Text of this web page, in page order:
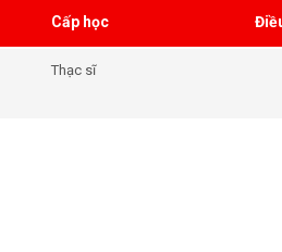
Cấp học
Thạc sĩ